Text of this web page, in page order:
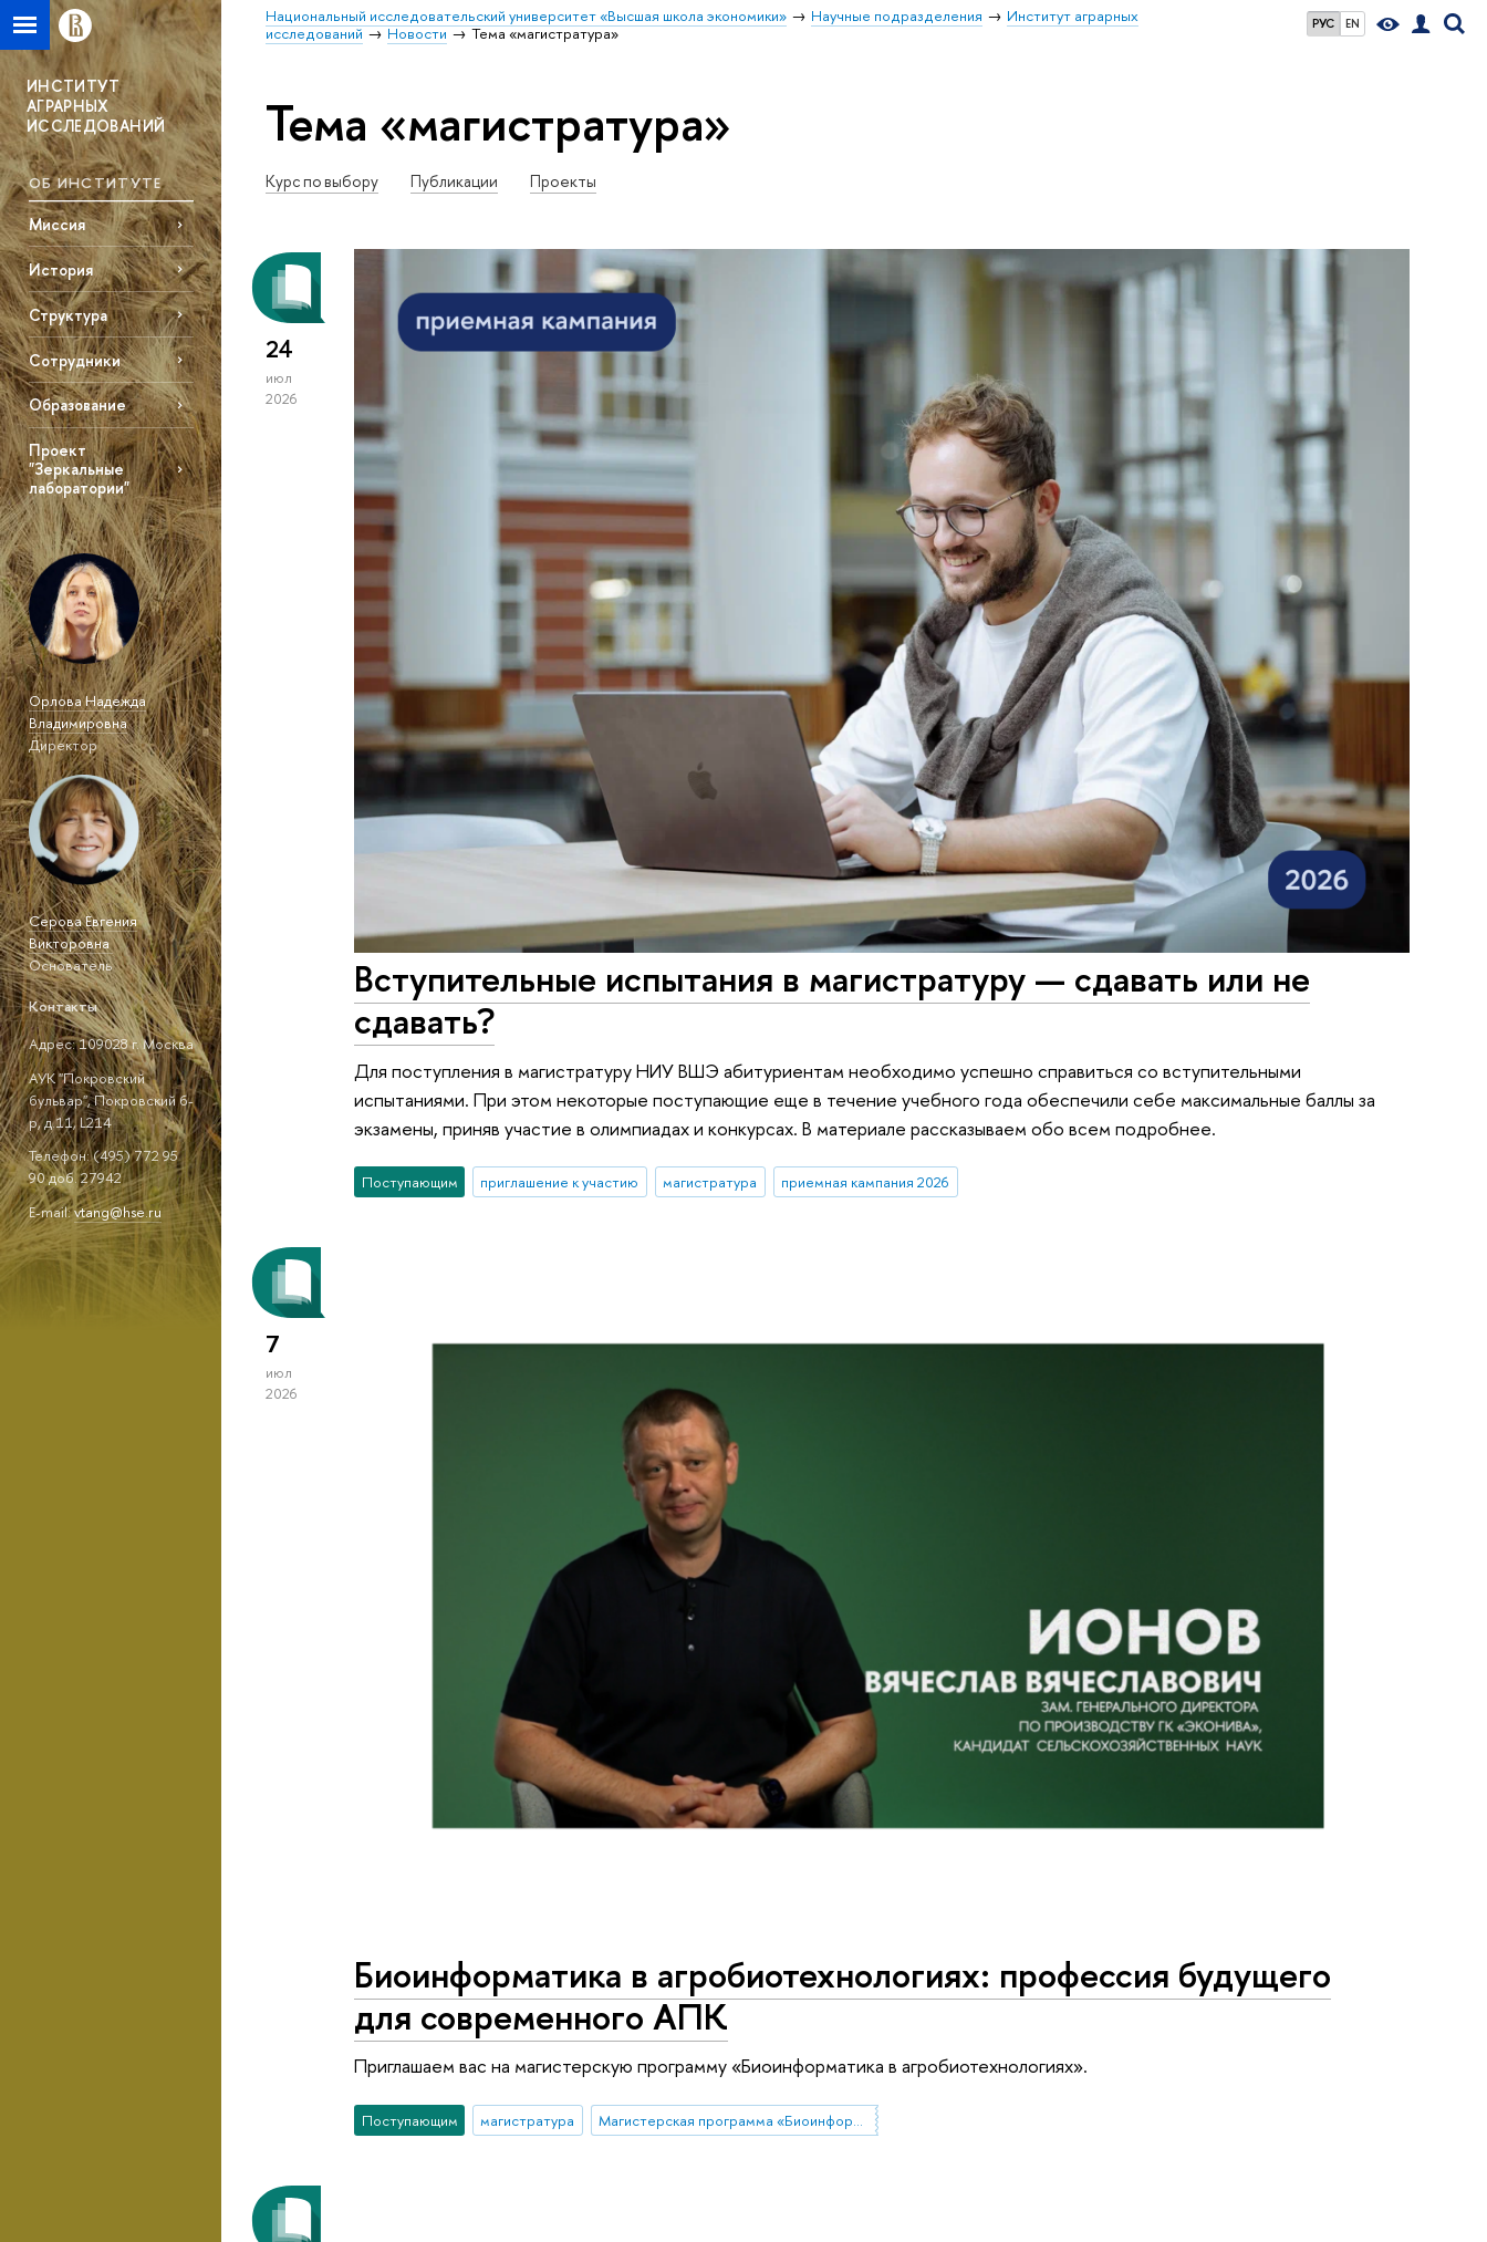
РУС EN
Национальный исследовательский университет «Высшая школа экономики» Научные подразделения
Институт аграрных
исследований
Новости Тема «магистратура»
ИНСТИТУТ
АГРАРНЫХ
ИССЛЕДОВАНИЙ
ОБ ИНСТИТУТЕ
Миссия
История
Структура
Сотрудники
Образование
Проект
"Зеркальные
лаборатории"
Орлова Надежда
Владимировна
Директор
Серова Евгения
Викторовна
Основатель
Контакты
Адрес: 109028 г. Москва
АУК "Покровский
бульвар", Покровский б-
р, д.11, L214
Телефон: (495) 772 95
90 доб. 27942
E-mail:vtang@hse.ru
Тема «магистратура»
Курс по выбору Публикации Проекты
24
июл
2026
Вступительные испытания в магистратуру — сдавать или не
сдавать?
Для поступления в магистратуру НИУ ВШЭ абитуриентам необходимо успешно справиться со вступительными
испытаниями. При этом некоторые поступающие еще в течение учебного года обеспечили себе максимальные баллы за
экзамены, приняв участие в олимпиадах и конкурсах. В материале рассказываем обо всем подробнее.
Поступающим приглашение к участию магистратура приемная кампания 2026
7
июл
2026
Биоинформатика в агробиотехнологиях: профессия будущего
для современного АПК
Приглашаем вас на магистерскую программу «Биоинформатика в агробиотехнологиях».
Поступающим магистратура Магистерская программа «Биоинформатика в агробиотехнологиях»